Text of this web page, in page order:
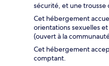
sécurité, et une trousse
Cet hébergement
orientations sexuelles
(ouvert à la
Cet hébergement
comptant.